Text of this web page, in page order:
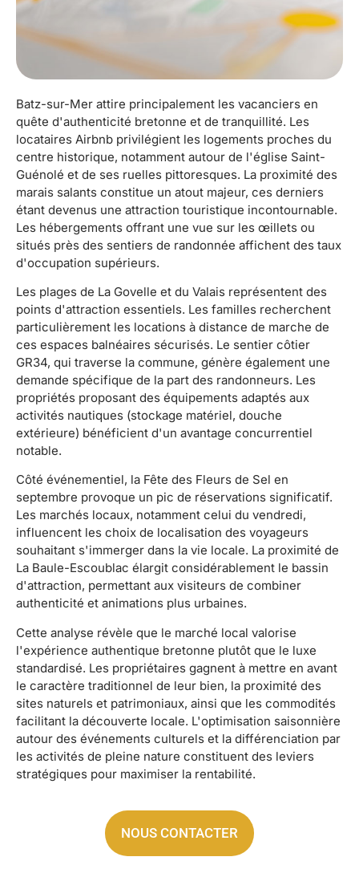
Batz-sur-Mer attire principalement les vacanciers en
quête d'authenticité bretonne et de tranquillité. Les
locataires Airbnb privilégient les logements proches du
centre historique, notamment autour de l'église Saint-
Guénolé et de ses ruelles pittoresques. La proximité des
marais salants constitue un atout majeur, ces derniers
étant devenus une attraction touristique incontournable.
Les hébergements offrant une vue sur les œillets ou
situés près des sentiers de randonnée affichent des taux
d'occupation supérieurs.
Les plages de La Govelle et du Valais représentent des
points d'attraction essentiels. Les familles recherchent
particulièrement les locations à distance de marche de
ces espaces balnéaires sécurisés. Le sentier côtier
GR34, qui traverse la commune, génère également une
demande spécifique de la part des randonneurs. Les
propriétés proposant des équipements adaptés aux
activités nautiques (stockage matériel, douche
extérieure) bénéficient d'un avantage concurrentiel
notable.
Côté événementiel, la Fête des Fleurs de Sel en
septembre provoque un pic de réservations significatif.
Les marchés locaux, notamment celui du vendredi,
influencent les choix de localisation des voyageurs
souhaitant s'immerger dans la vie locale. La proximité de
La Baule-Escoublac élargit considérablement le bassin
d'attraction, permettant aux visiteurs de combiner
authenticité et animations plus urbaines.
Cette analyse révèle que le marché local valorise
l'expérience authentique bretonne plutôt que le luxe
standardisé. Les propriétaires gagnent à mettre en avant
le caractère traditionnel de leur bien, la proximité des
sites naturels et patrimoniaux, ainsi que les commodités
facilitant la découverte locale. L'optimisation saisonnière
autour des événements culturels et la différenciation par
les activités de pleine nature constituent des leviers
stratégiques pour maximiser la rentabilité.
NOUS CONTACTER